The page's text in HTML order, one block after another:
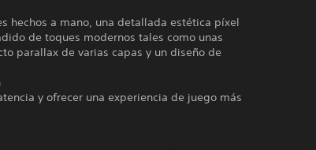
hechos a mano, una detallada estética píxel
de toques modernos tales como unas
parallax de varias capas y un diseño de
y ofrecer una experiencia de juego más